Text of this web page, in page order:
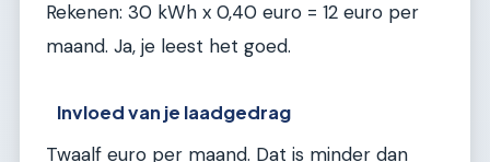
Rekenen: 30 kWh x 0,40 euro = 12 euro per
maand. Ja, je leest het goed.
Invloed van je laadgedrag
Twaalf euro per maand. Dat is minder dan